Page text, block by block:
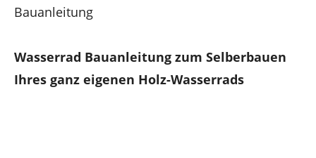
Bauanleitung
Wasserrad Bauanleitung zum Selberbauen
Ihres ganz eigenen Holz-Wasserrads